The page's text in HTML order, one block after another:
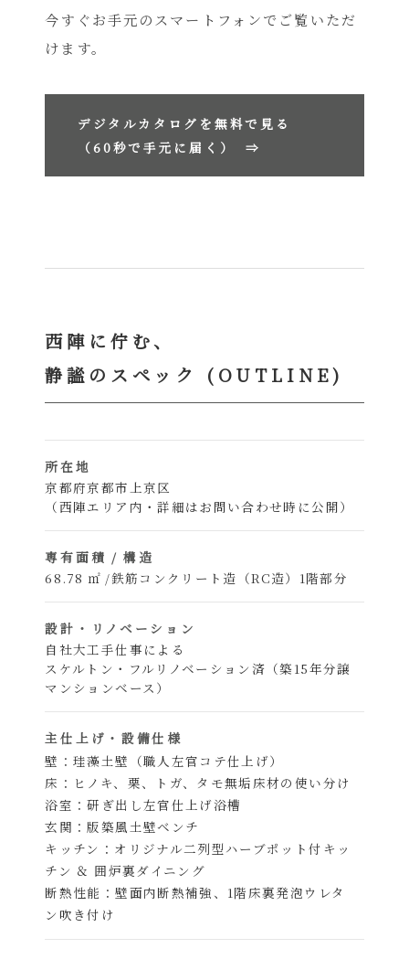
今すぐお手元のスマートフォンでご覧いただ
けます。
デジタルカタログを無料で見る
（60秒で手元に届く）
⇒
西陣に佇む、
静謐のスペック (OUTLINE)
所在地
京都府京都市上京区
（西陣エリア内・詳細はお問い合わせ時に公開）
専有面積 / 構造
68.78 ㎡ /鉄筋コンクリート造（RC造）1階部分
設計・リノベーション
自社大工手仕事による
スケルトン・フルリノベーション済（築15年分譲
マンションベース）
主仕上げ・設備仕様
壁：珪藻土壁（職人左官コテ仕上げ）
床：ヒノキ、栗、トガ、タモ無垢床材の使い分け
浴室：研ぎ出し左官仕上げ浴槽
玄関：版築風土壁ベンチ
キッチン：オリジナル二列型ハーブポット付キッ
チン ＆ 囲炉裏ダイニング
断熱性能：壁面内断熱補強、1階床裏発泡ウレタ
ン吹き付け